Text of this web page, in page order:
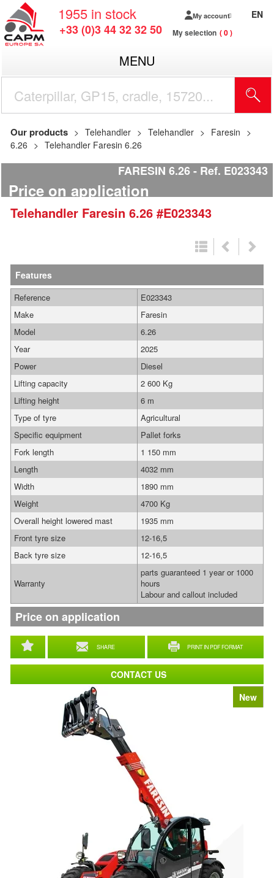
1955 in stock
+33 (0)3 44 32 32 50
My account
My selection 0
EN
MENU
Our products Telehandler Telehandler
Faresin
6.26
Telehandler Faresin 6.26
FARESIN 6.26 Ref. E023343
Price on application
Telehandler Faresin 6.26 #E023343
New
Features
SHARE PRINT IN PDF FORMAT
Reference
E023343
Make
Faresin
Model
6.26
Year
2025
Power
Diesel
Lifting capacity
2 600 Kg
Lifting height
6 m
Type of tyre
Agricultural
Specific equipment
Pallet forks
Fork length
1 150 mm
Length
4032 mm
Width
1890 mm
Weight
4700 Kg
Overall height lowered mast
1935 mm
Front tyre size
12-16,5
Back tyre size
12-16,5
Warranty
parts guaranteed 1 year or 1000
hours
Labour and callout included
Price on application
CONTACT US